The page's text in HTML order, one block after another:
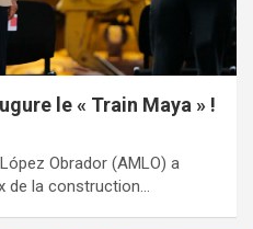
le « Train Maya » !
Obrador (AMLO) a
de la construction…